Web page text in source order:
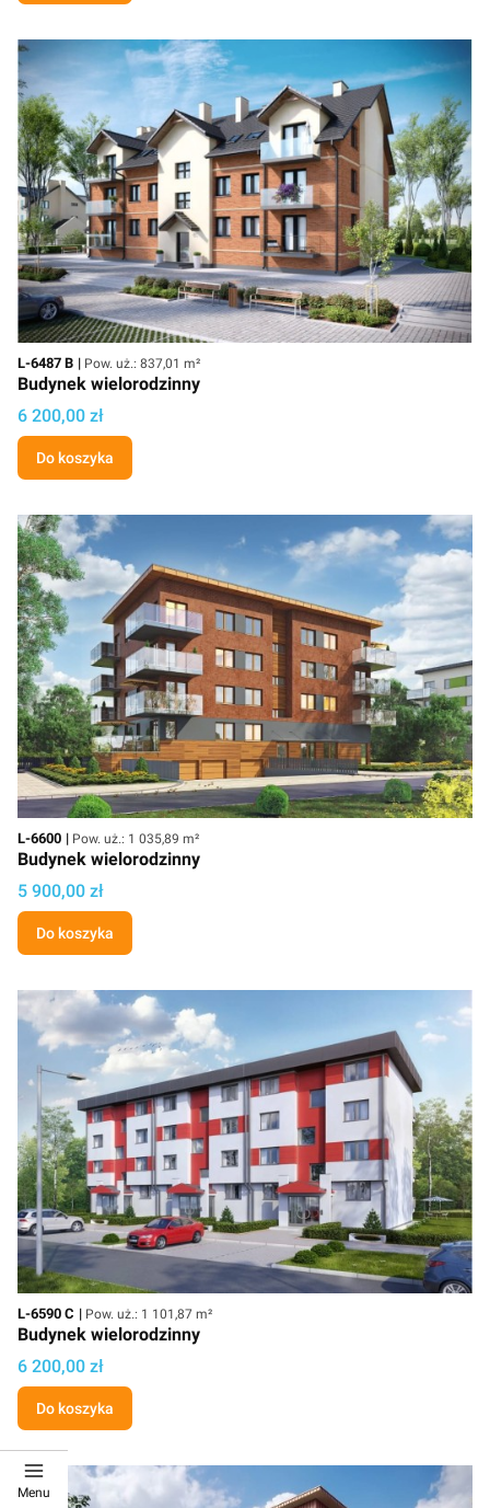
Kod
L-6487 B Powierzchnia użytkowa
Pow. uż.: 837,01 m²
Budynek wielorodzinny
Cena projektu
6 200,00 zł
Do koszyka
Kod
L-6600 Powierzchnia użytkowa
Pow. uż.: 1 035,89 m²
Budynek wielorodzinny
Cena projektu
5 900,00 zł
Do koszyka
Kod
L-6590 C Powierzchnia użytkowa
Pow. uż.: 1 101,87 m²
Budynek wielorodzinny
Cena projektu
6 200,00 zł
Do koszyka
Menu